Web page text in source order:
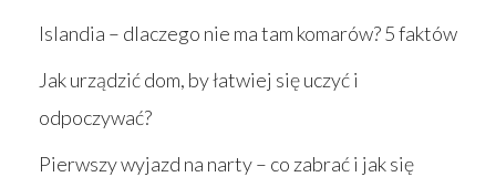
Islandia – dlaczego nie ma tam komarów? 5 faktów
Jak urządzić dom, by łatwiej się uczyć i
odpoczywać?
Pierwszy wyjazd na narty – co zabrać i jak się